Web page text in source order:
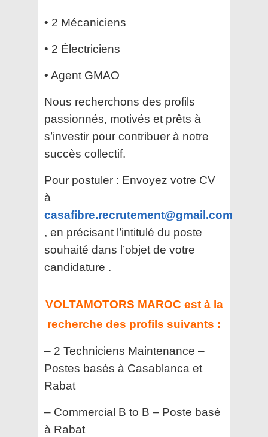
• 2 Mécaniciens
• 2 Électriciens
• Agent GMAO
Nous recherchons des profils
passionnés, motivés et prêts à
s’investir pour contribuer à notre
succès collectif.
Pour postuler : Envoyez votre CV
à
casafibre.recrutement@gmail.com
, en précisant l’intitulé du poste
souhaité dans l’objet de votre
candidature .
VOLTAMOTORS MAROC est à la
recherche des profils suivants :
– 2 Techniciens Maintenance –
Postes basés à Casablanca et
Rabat
– Commercial B to B – Poste basé
à Rabat